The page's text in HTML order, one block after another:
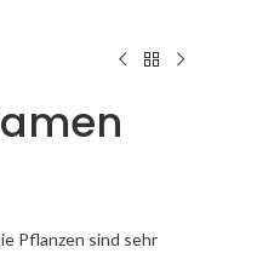
Pflanzen sind sehr